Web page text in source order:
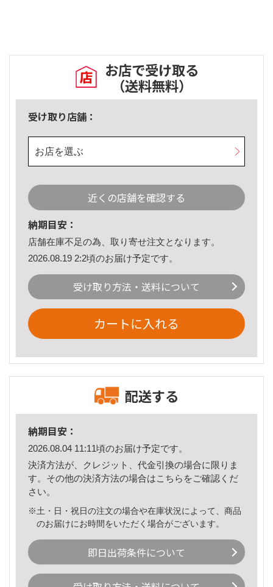
お店で受け取る
（送料無料）
受け取り店舗：
お店を選ぶ
近くの店舗を確認する
納期目安：
店舗在庫不足の為、取り寄せ注文となります。
2026.08.19 2:2頃のお届け予定です。
受け取り方法・送料について
カートに入れる
配送する
納期目安：
2026.08.04 11:11頃のお届け予定です。
決済方法が、クレジット、代金引換の場合に限りま
す。その他の決済方法の場合はこちら をご確認くだ
さい。
※土・日・祝日の注文の場合や在庫状況によって、商品
のお届けにお時間をいただく場合がございます。
即日出荷条件について